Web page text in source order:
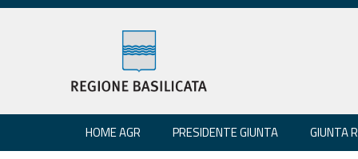
HOME AGR PRESIDENTE GIUNTA GIUNTA